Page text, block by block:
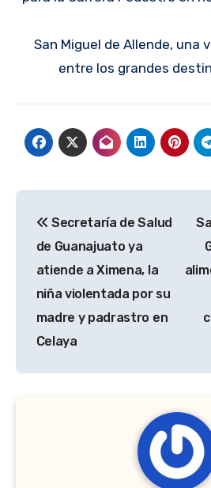
San Miguel de Allende, una
entre los grandes
de
entradas
Secretaría de Salud
de Guanajuato ya
atiende a Ximena, la
niña violentada por su
madre y padrastro en
Celaya